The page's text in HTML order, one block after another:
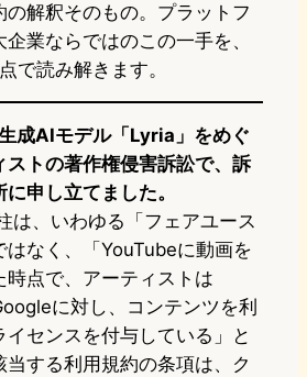
の解釈そのもの。プラットフ
業ならではのこの一手を、
で読み解きます。
成AIモデル「Lyria」をめぐ
ストの著作権侵害訴訟で、訴
申し立てました。
は、いわゆる「フェアユース
はなく、「YouTubeに動画を
時点で、アーティストは
に対し、コンテンツを利
イセンスを付与している」と
当する利用規約の条項は、ク